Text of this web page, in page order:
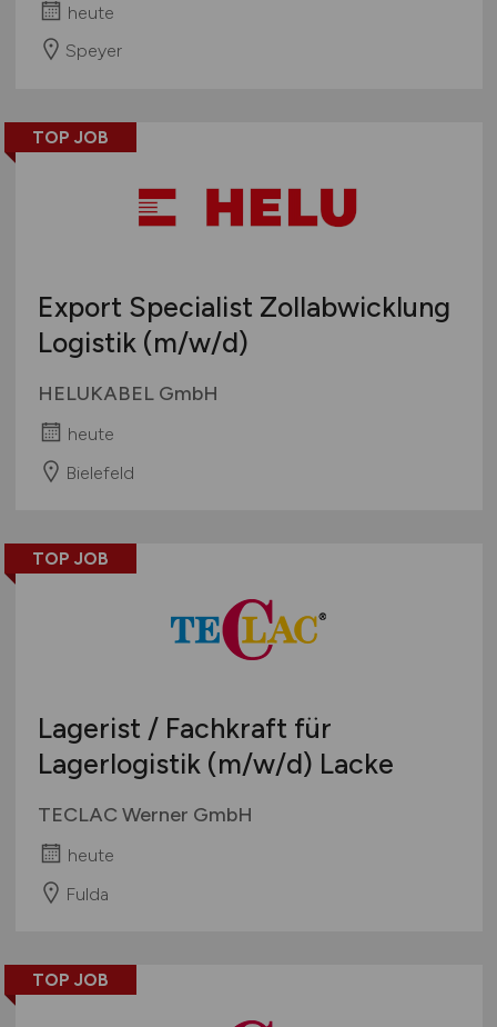
heute
Speyer
TOP JOB
Export Specialist Zollabwicklung
Logistik (m/w/d)
HELUKABEL GmbH
heute
Bielefeld
TOP JOB
Lagerist / Fachkraft für
Lagerlogistik (m/w/d) Lacke
TECLAC Werner GmbH
heute
Fulda
TOP JOB